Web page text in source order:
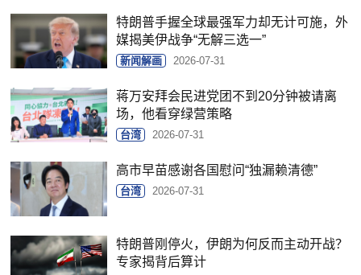
特朗普手握全球最强军力却无计可施，外
媒揭美伊战争“无解三选一”
新闻解画 2026-07-31
蒋万安拜会民进党团不到20分钟被请离
场，他看穿绿营策略
台湾 2026-07-31
高市早苗感谢各国慰问“独漏赖清德”
台湾 2026-07-31
特朗普刚停火，伊朗为何反而主动开战？
专家揭背后算计